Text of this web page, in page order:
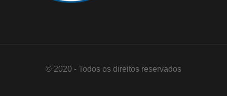
© 2020 - Todos os direitos reservados